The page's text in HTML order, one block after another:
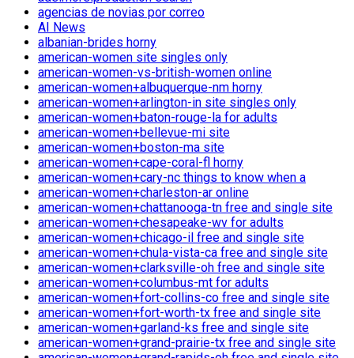
agencias de novias por correo
AI News
albanian-brides horny
american-women site singles only
american-women-vs-british-women online
american-women+albuquerque-nm horny
american-women+arlington-in site singles only
american-women+baton-rouge-la for adults
american-women+bellevue-mi site
american-women+boston-ma site
american-women+cape-coral-fl horny
american-women+cary-nc things to know when a
american-women+charleston-ar online
american-women+chattanooga-tn free and single site
american-women+chesapeake-wv for adults
american-women+chicago-il free and single site
american-women+chula-vista-ca free and single site
american-women+clarksville-oh free and single site
american-women+columbus-mt for adults
american-women+fort-collins-co free and single site
american-women+fort-worth-tx free and single site
american-women+garland-ks free and single site
american-women+grand-prairie-tx free and single site